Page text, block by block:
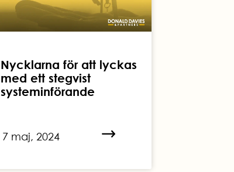
Nycklarna för att lyckas
med ett stegvist
systeminförande
7 maj, 2024